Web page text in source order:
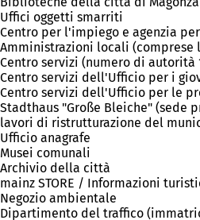
Uffici oggetti smarriti
Centro per l'impiego e agenzia
Amministrazioni locali
Centro servizi (numero di autorità
Centro servizi dell'Ufficio per i
Centro servizi dell'Ufficio per le
Stadthaus "Große Bleiche" (sede
lavori di ristrutturazione del
Ufficio anagrafe
Musei comunali
Archivio della città
mainz STORE / Informazioni
Negozio ambientale
Dipartimento del traffico